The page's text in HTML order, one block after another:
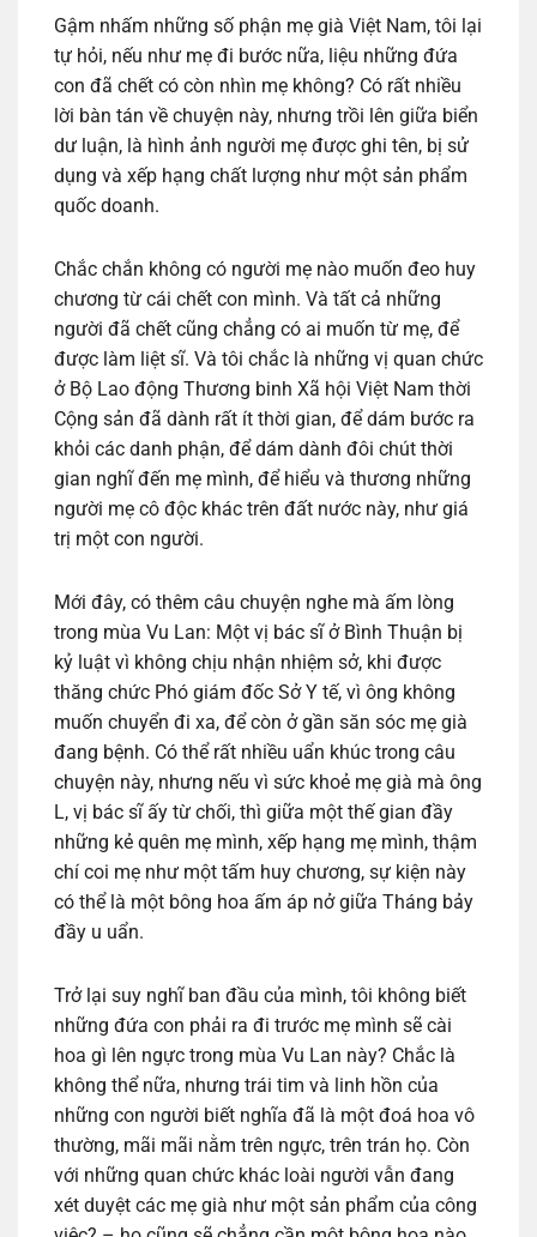
Gậm nhấm những số phận mẹ già Việt Nam, tôi lại
tự hỏi, nếu như mẹ đi bước nữa, liệu những đứa
con đã chết có còn nhìn mẹ không? Có rất nhiều
lời bàn tán về chuyện này, nhưng trồi lên giữa biển
dư luận, là hình ảnh người mẹ được ghi tên, bị sử
dụng và xếp hạng chất lượng như một sản phẩm
quốc doanh.
Chắc chắn không có người mẹ nào muốn đeo huy
chương từ cái chết con mình. Và tất cả những
người đã chết cũng chẳng có ai muốn từ mẹ, để
được làm liệt sĩ. Và tôi chắc là những vị quan chức
ở Bộ Lao động Thương binh Xã hội Việt Nam thời
Cộng sản đã dành rất ít thời gian, để dám bước ra
khỏi các danh phận, để dám dành đôi chút thời
gian nghĩ đến mẹ mình, để hiểu và thương những
người mẹ cô độc khác trên đất nước này, như giá
trị một con người.
Mới đây, có thêm câu chuyện nghe mà ấm lòng
trong mùa Vu Lan: Một vị bác sĩ ở Bình Thuận bị
kỷ luật vì không chịu nhận nhiệm sở, khi được
thăng chức Phó giám đốc Sở Y tế, vì ông không
muốn chuyển đi xa, để còn ở gần săn sóc mẹ già
đang bệnh. Có thể rất nhiều uẩn khúc trong câu
chuyện này, nhưng nếu vì sức khoẻ mẹ già mà ông
L, vị bác sĩ ấy từ chối, thì giữa một thế gian đầy
những kẻ quên mẹ mình, xếp hạng mẹ mình, thậm
chí coi mẹ như một tấm huy chương, sự kiện này
có thể là một bông hoa ấm áp nở giữa Tháng bảy
đầy u uẩn.
Trở lại suy nghĩ ban đầu của mình, tôi không biết
những đứa con phải ra đi trước mẹ mình sẽ cài
hoa gì lên ngực trong mùa Vu Lan này? Chắc là
không thể nữa, nhưng trái tim và linh hồn của
những con người biết nghĩa đã là một đoá hoa vô
thường, mãi mãi nằm trên ngực, trên trán họ. Còn
với những quan chức khác loài người vẫn đang
xét duyệt các mẹ già như một sản phẩm của công